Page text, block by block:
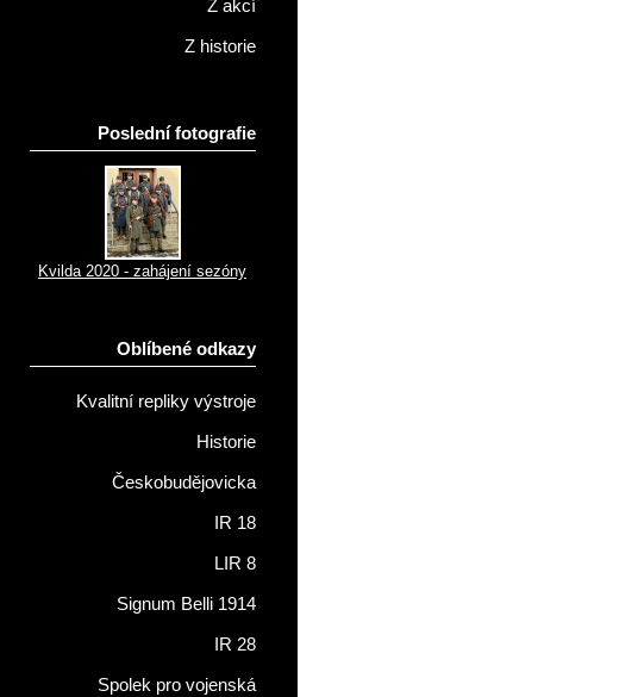
Z akcí
Z historie
Poslední fotografie
Kvilda 2020 - zahájení sezóny
Oblíbené odkazy
Kvalitní repliky výstroje
Historie
Českobudějovicka
IR 18
LIR 8
Signum Belli 1914
IR 28
Spolek pro vojenská